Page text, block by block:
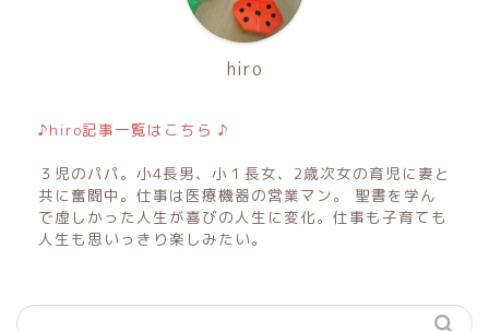
hiro
♪hiro記事一覧はこちら ♪
３児のパパ。小4長男、小１長女、2歳次女の育児に妻と
共に奮闘中。仕事は医療機器の営業マン。 聖書を学ん
で虚しかった人生が喜びの人生に変化。仕事も子育ても
人生も思いっきり楽しみたい。